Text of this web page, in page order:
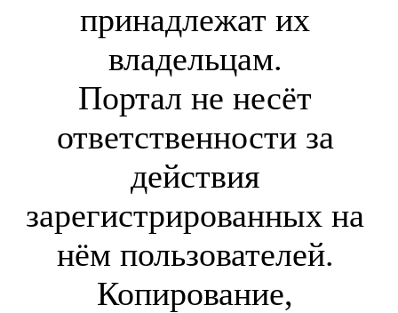
принадлежат их
владельцам.
Портал не несёт
ответственности за
действия
зарегистрированных на
нём пользователей.
Копирование,